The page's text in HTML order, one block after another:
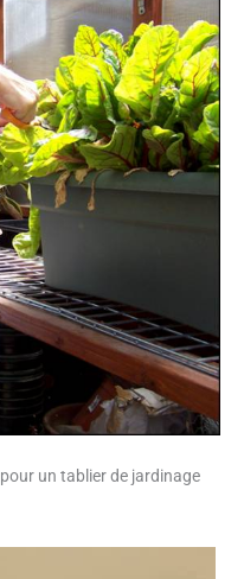
pour un tablier de jardinage